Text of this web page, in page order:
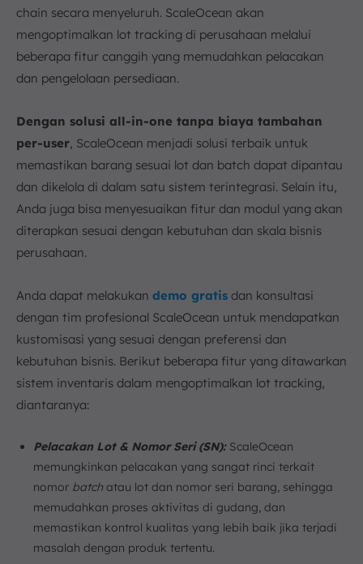
chain secara menyeluruh. ScaleOcean akan
mengoptimalkan lot tracking di perusahaan melalui
beberapa fitur canggih yang memudahkan pelacakan
dan pengelolaan persediaan.
Dengan solusi all-in-one tanpa biaya tambahan
per-user, ScaleOcean menjadi solusi terbaik untuk
memastikan barang sesuai lot dan batch dapat dipantau
dan dikelola di dalam satu sistem terintegrasi. Selain itu,
Anda juga bisa menyesuaikan fitur dan modul yang akan
diterapkan sesuai dengan kebutuhan dan skala bisnis
perusahaan.
Anda dapat melakukan demo gratis dan konsultasi
dengan tim profesional ScaleOcean untuk mendapatkan
kustomisasi yang sesuai dengan preferensi dan
kebutuhan bisnis. Berikut beberapa fitur yang ditawarkan
sistem inventaris dalam mengoptimalkan lot tracking,
diantaranya:
Pelacakan Lot & Nomor Seri (SN):ScaleOcean
memungkinkan pelacakan yang sangat rinci terkait
nomor batchatau lot dan nomor seri barang, sehingga
memudahkan proses aktivitas di gudang, dan
memastikan kontrol kualitas yang lebih baik jika terjadi
masalah dengan produk tertentu.